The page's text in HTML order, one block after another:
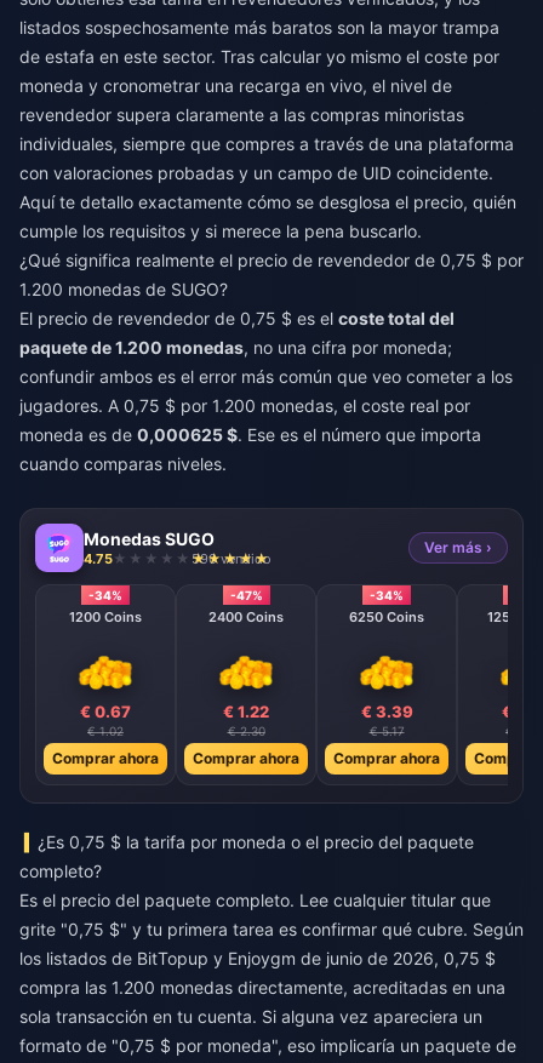
listados sospechosamente más baratos son la mayor trampa
de estafa en este sector. Tras calcular yo mismo el coste por
moneda y cronometrar una recarga en vivo, el nivel de
revendedor supera claramente a las compras minoristas
individuales, siempre que compres a través de una plataforma
con valoraciones probadas y un campo de UID coincidente.
Aquí te detallo exactamente cómo se desglosa el precio, quién
cumple los requisitos y si merece la pena buscarlo.
¿Qué significa realmente el precio de revendedor de 0,75 $ por
1.200 monedas de SUGO?
El precio de revendedor de 0,75 $ es el coste total del
paquete de 1.200 monedas, no una cifra por moneda;
confundir ambos es el error más común que veo cometer a los
jugadores. A 0,75 $ por 1.200 monedas, el coste real por
moneda es de 0,000625 $. Ese es el número que importa
cuando comparas niveles.
Monedas SUGO
4.75 590 vendido
Ver más ›
-34%
1200 Coins
€ 0.67
€ 1.02
Comprar ahora
-47%
2400 Coins
€ 1.22
€ 2.30
Comprar ahora
-34%
6250 Coins
€ 3.39
€ 5.17
Comprar ahora
12500
€
€
Comprar
¿Es 0,75 $ la tarifa por moneda o el precio del paquete
completo?
Es el precio del paquete completo. Lee cualquier titular que
grite "0,75 $" y tu primera tarea es confirmar qué cubre. Según
los listados de BitTopup y Enjoygm de junio de 2026, 0,75 $
compra las 1.200 monedas directamente, acreditadas en una
sola transacción en tu cuenta. Si alguna vez apareciera un
formato de "0,75 $ por moneda", eso implicaría un paquete de